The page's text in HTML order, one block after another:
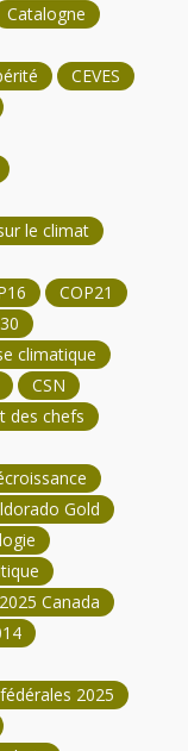
Catalogne
CEVES
le climat
COP21
climatique
CSN
des chefs
Gold
Canada
2025